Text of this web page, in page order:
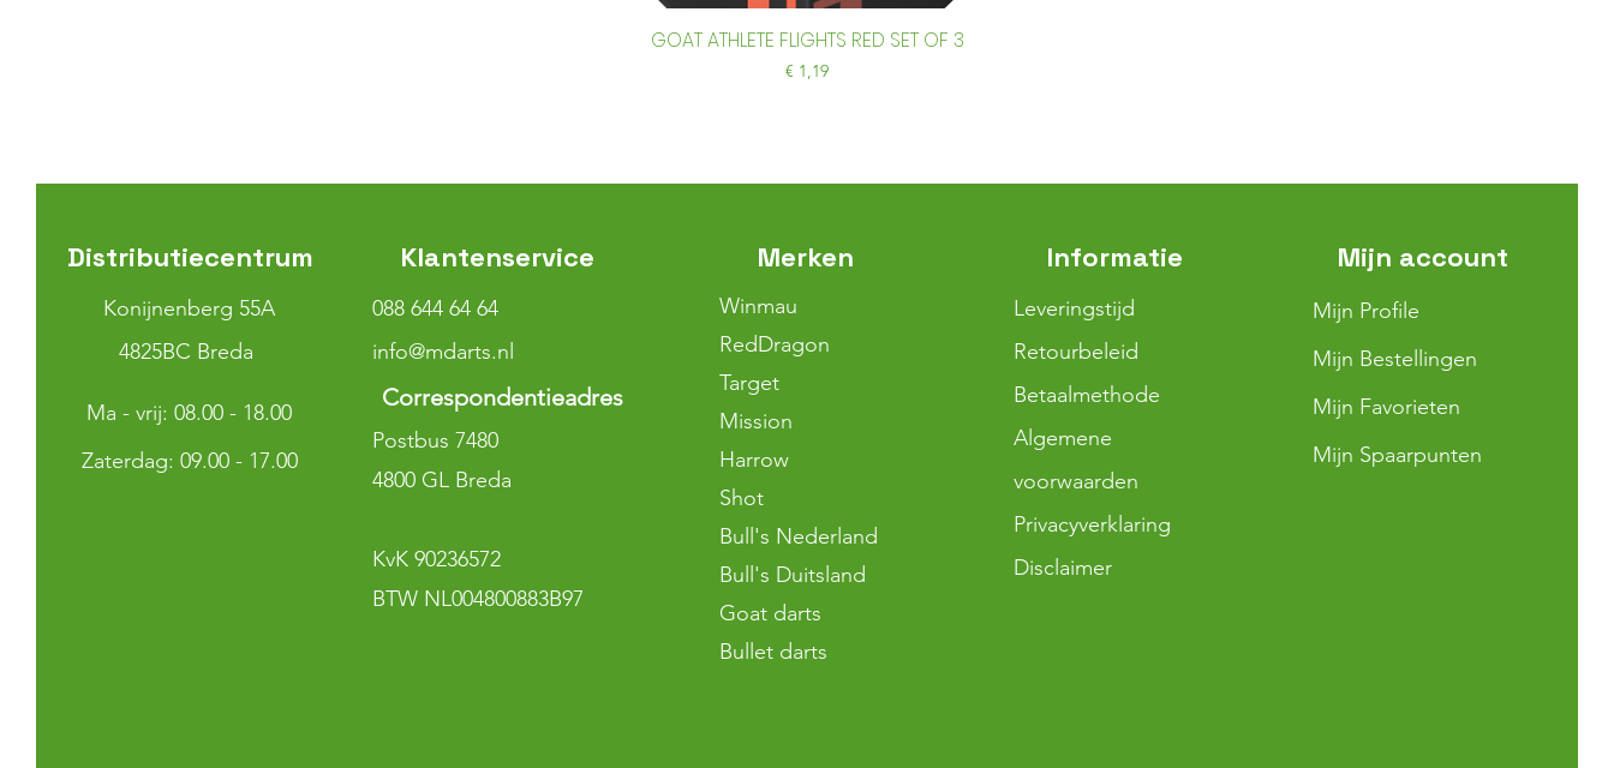
Snel overzicht
GOAT ATHLETE FLIGHTS RED SET OF 3
Prijs
€ 1,19
Distributiecentrum
Konijnenberg 55A
4825BC Breda
Ma - vrij: 08.00 - 18.00
​​Zaterdag: 09.00 - 17.00
Klantenservice
088 644 64 64
info@mdarts.nl
Correspondentieadres
Postbus 7480
4800 GL Breda
KvK 90236572
BTW NL004800883B97
Merken
Winmau
RedDragon
Target
Mission
Harrow
Shot
Bull's Nederland
Bull's Duitsland
Goat darts
Bullet darts
Informatie
Leveringstijd
Retourbeleid
Betaalmethode
Algemene
voorwaarden
Privacyverklaring
Disclaimer
Mijn account
Mijn Profile
Mijn Bestellingen
Mijn Favorieten
Mijn Spaarpunten